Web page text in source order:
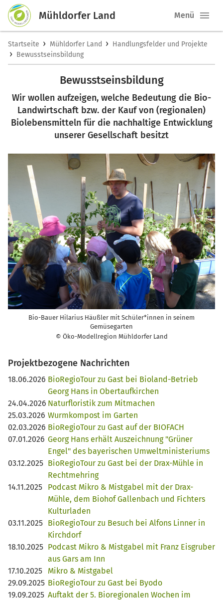
Mühldorfer Land Menü
Startseite › Mühldorfer Land › Handlungsfelder und Projekte
› Bewusstseinsbildung
Bewusstseinsbildung
Wir wollen aufzeigen, welche Bedeutung die Bio-
Landwirtschaft bzw. der Kauf von (regionalen)
Biolebensmitteln für die nachhaltige Entwicklung
unserer Gesellschaft besitzt
Bio-Bauer Hilarius Häußler mit Schüler*innen in seinem
Gemüsegarten
© Öko-Modellregion Mühldorfer Land
Projektbezogene Nachrichten
18.06.2026 BioRegioTour zu Gast bei Bioland-Betrieb
Georg Hans in Obertaufkirchen
24.04.2026 Naturfloristik zum Mitmachen
25.03.2026 Wurmkompost im Garten
02.03.2026 BioRegioTour zu Gast auf der BIOFACH
07.01.2026 Georg Hans erhält Auszeichnung "Grüner
Engel" des bayerischen Umweltministeriums
03.12.2025 BioRegioTour zu Gast bei der Drax-Mühle in
Rechtmehring
14.11.2025
Podcast Mikro & Mistgabel mit der Drax-
Mühle, dem Biohof Gallenbach und Fichters
Kulturladen
03.11.2025 BioRegioTour zu Besuch bei Alfons Linner in
Kirchdorf
18.10.2025 Podcast Mikro & Mistgabel mit Franz Eisgruber
aus Gars am Inn
17.10.2025
Mikro & Mistgabel
29.09.2025 BioRegioTour zu Gast bei Byodo
19.09.2025 Auftakt der 5. Bioregionalen Wochen im